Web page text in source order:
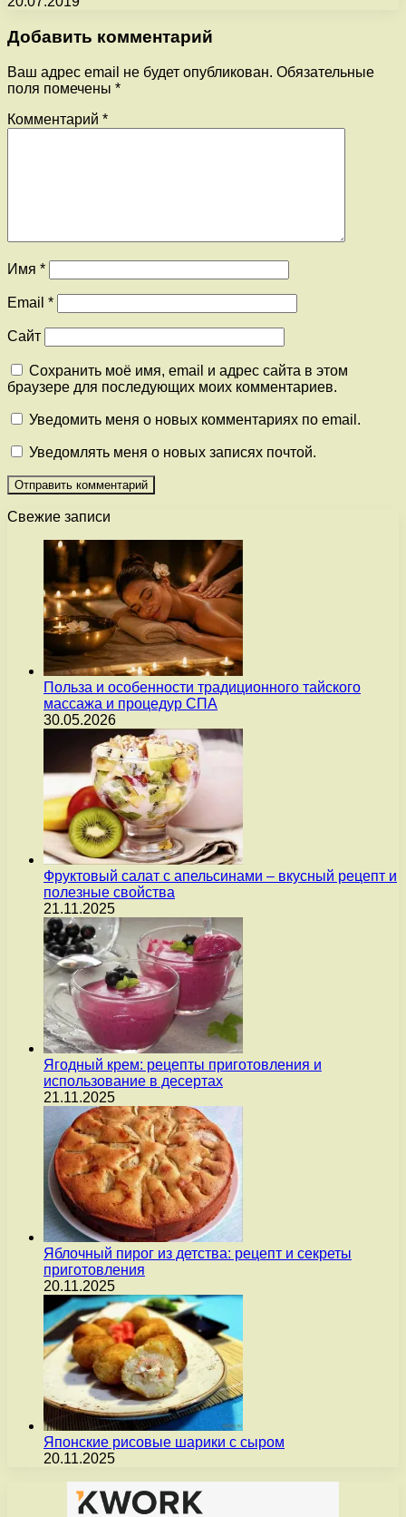
Добавить комментарий
Ваш адрес email не будет опубликован. Обязательные
поля помечены *
Комментарий *
Имя *
Email *
Сайт
Сохранить моё имя, email и адрес сайта в этом
браузере для последующих моих комментариев.
Уведомить меня о новых комментариях по email.
Уведомлять меня о новых записях почтой.
Свежие записи
Польза и особенности традиционного тайского
массажа и процедур СПА
30.05.2026
Фруктовый салат с апельсинами – вкусный рецепт и
полезные свойства
21.11.2025
Ягодный крем: рецепты приготовления и
использование в десертах
21.11.2025
Яблочный пирог из детства: рецепт и секреты
приготовления
20.11.2025
Японские рисовые шарики с сыром
20.11.2025